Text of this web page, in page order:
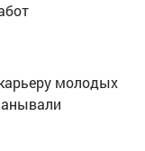
молодых